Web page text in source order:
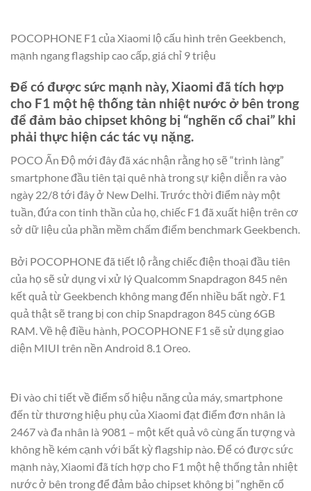
POCOPHONE F1 của Xiaomi lộ cấu hình trên Geekbench,
mạnh ngang flagship cao cấp, giá chỉ 9 triệu
Để có được sức mạnh này, Xiaomi đã tích hợp
cho F1 một hệ thống tản nhiệt nước ở bên trong
để đảm bảo chipset không bị “nghẽn cổ chai” khi
phải thực hiện các tác vụ nặng.
POCO Ấn Độ mới đây đã xác nhận rằng họ sẽ “trình làng”
smartphone đầu tiên tại quê nhà trong sự kiện diễn ra vào
ngày 22/8 tới đây ở New Delhi. Trước thời điểm này một
tuần, đứa con tinh thần của họ, chiếc F1 đã xuất hiện trên cơ
sở dữ liệu của phần mềm chấm điểm benchmark Geekbench.
Bởi POCOPHONE đã tiết lộ rằng chiếc điện thoại đầu tiên
của họ sẽ sử dụng vi xử lý Qualcomm Snapdragon 845 nên
kết quả từ Geekbench không mang đến nhiều bất ngờ. F1
quả thật sẽ trang bị con chip Snapdragon 845 cùng 6GB
RAM. Về hệ điều hành, POCOPHONE F1 sẽ sử dụng giao
diện MIUI trên nền Android 8.1 Oreo.
Đi vào chi tiết về điểm số hiệu năng của máy, smartphone
đến từ thương hiệu phụ của Xiaomi đạt điểm đơn nhân là
2467 và đa nhân là 9081 – một kết quả vô cùng ấn tượng và
không hề kém cạnh với bất kỳ flagship nào. Để có được sức
mạnh này, Xiaomi đã tích hợp cho F1 một hệ thống tản nhiệt
nước ở bên trong để đảm bảo chipset không bị “nghẽn cổ